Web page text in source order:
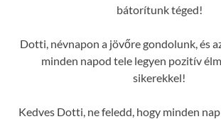
bátorítunk téged!
Dotti, névnapon a jövőre gondolunk, és
minden napod tele legyen pozitív
sikerekkel!
Kedves Dotti, ne feledd, hogy minden